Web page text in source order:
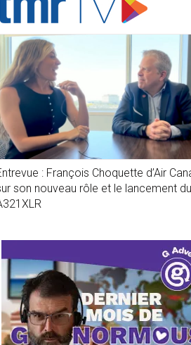
: François Choquette d’Air
son nouveau rôle et le lancement du